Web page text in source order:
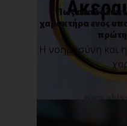
Πως
χαρακτήρα ενός
πρώτη
Η νοημοσύνη και η